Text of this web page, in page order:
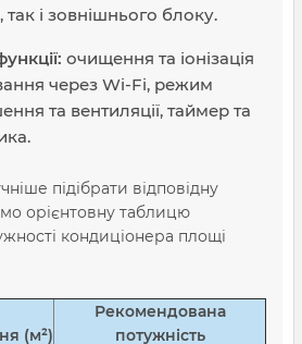
так і зовнішнього блоку.
очищення та іонізація
через Wi-Fi, режим
та вентиляції, таймер та
підібрати відповідну
орієнтовну таблицю
кондиціонера площі
(м²)
Рекомендована
потужність